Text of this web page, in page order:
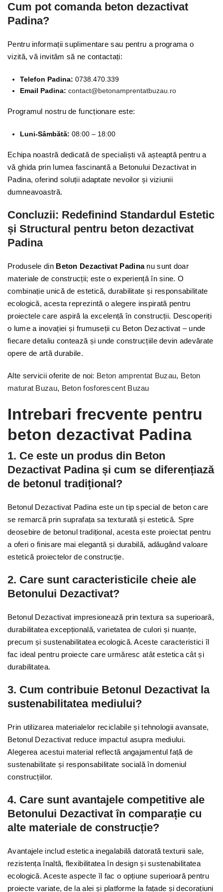
Cum pot comanda beton dezactivat
Padina?
Pentru informații suplimentare sau pentru a programa o
vizită, vă invităm să ne contactați:
Telefon Padina: 0738.470.339
Email Padina: contact@betonamprentatbuzau.ro
Programul nostru de funcționare este:
Luni-Sâmbătă: 08:00 – 18:00
Echipa noastră dedicată de specialiști vă așteaptă pentru a
vă ghida prin lumea fascinantă a Betonului Dezactivat in
Padina, oferind soluții adaptate nevoilor și viziunii
dumneavoastră.
Concluzii: Redefinind Standardul Estetic
și Structural pentru beton dezactivat
Padina
Produsele din Beton Dezactivat Padinanu sunt doar
materiale de construcții; este o experiență în sine. O
combinație unică de estetică, durabilitate și responsabilitate
ecologică, acesta reprezintă o alegere inspirată pentru
proiectele care aspiră la excelență în construcții. Descoperiți
o lume a inovației și frumuseții cu Beton Dezactivat – unde
fiecare detaliu contează și unde construcțiile devin adevărate
opere de artă durabile.
Alte servicii oferite de noi: Beton amprentat Buzau, Beton
maturat Buzau, Beton fosforescent Buzau
Intrebari frecvente pentru
beton dezactivat Padina
1. Ce este un produs din Beton
Dezactivat Padina și cum se diferențiază
de betonul tradițional?
Betonul Dezactivat Padina este un tip special de beton care
se remarcă prin suprafața sa texturată și estetică. Spre
deosebire de betonul tradițional, acesta este proiectat pentru
a oferi o finisare mai elegantă și durabilă, adăugând valoare
estetică proiectelor de construcție.
2. Care sunt caracteristicile cheie ale
Betonului Dezactivat?
Betonul Dezactivat impresionează prin textura sa superioară,
durabilitatea excepțională, varietatea de culori și nuanțe,
precum și sustenabilitatea ecologică. Aceste caracteristici îl
fac ideal pentru proiecte care urmăresc atât estetica cât și
durabilitatea.
3. Cum contribuie Betonul Dezactivat la
sustenabilitatea mediului?
Prin utilizarea materialelor reciclabile și tehnologii avansate,
Betonul Dezactivat reduce impactul asupra mediului.
Alegerea acestui material reflectă angajamentul față de
sustenabilitate și responsabilitate socială în domeniul
construcțiilor.
4. Care sunt avantajele competitive ale
Betonului Dezactivat în comparație cu
alte materiale de construcție?
Avantajele includ estetica inegalabilă datorată texturii sale,
rezistența înaltă, flexibilitatea în design și sustenabilitatea
ecologică. Aceste aspecte îl fac o opțiune superioară pentru
proiecte variate, de la alei și platforme la fațade și decorațiuni